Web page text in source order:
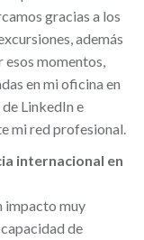
gracias a los
además
momentos,
en mi oficina en
LinkedIn e
mi red profesional.
internacional en
impacto muy
de